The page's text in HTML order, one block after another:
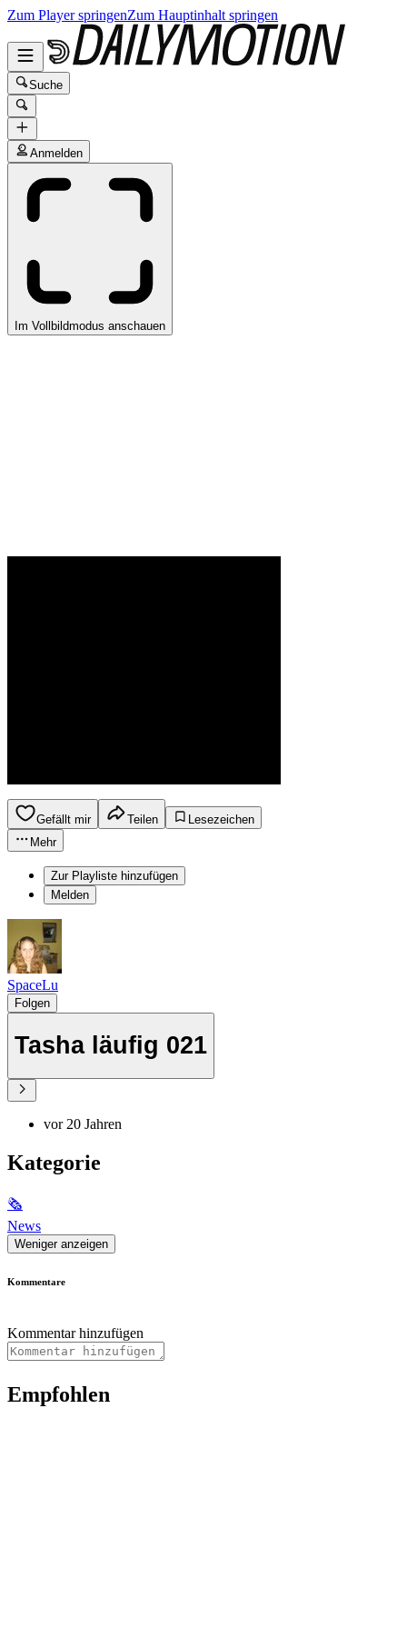
Zum Player springenZum Hauptinhalt springen
Suche
Anmelden
Im Vollbildmodus anschauen
Gefällt mir Teilen
Lesezeichen
Mehr
Zur Playliste hinzufügen
Melden
SpaceLu
Folgen
Tasha läufig 021
vor 20 Jahren
Kategorie
🗞
News
Weniger anzeigen
Kommentare
Kommentar hinzufügen
Empfohlen